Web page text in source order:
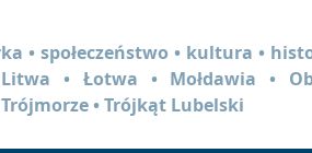
• społeczeństwo • kultura •
• Łotwa • Mołdawia •
• Trójkąt Lubelski